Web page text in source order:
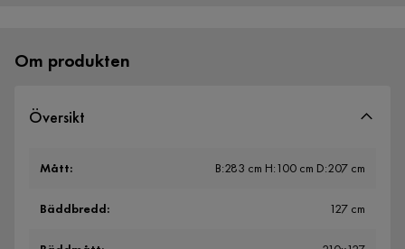
Om produkten
Översikt
Mått: B:283 cm H:100 cm D:207 cm
Bäddbredd: 127 cm